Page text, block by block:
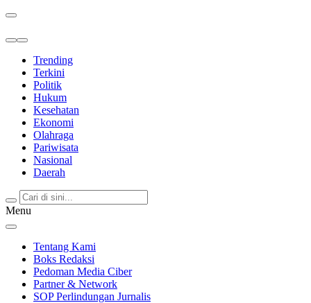
Trending
Terkini
Politik
Hukum
Kesehatan
Ekonomi
Olahraga
Pariwisata
Nasional
Daerah
Menu
Tentang Kami
Boks Redaksi
Pedoman Media Ciber
Partner & Network
SOP Perlindungan Jurnalis